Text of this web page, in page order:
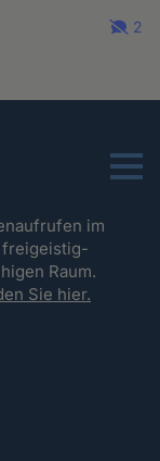
2
Menu
im
freigeistig-
Raum.
Sie hier.